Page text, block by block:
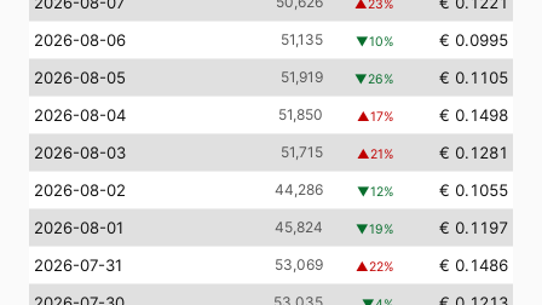
▲23%
2026-08-06
51,135 ▼10%
€ 0.0995
2026-08-05
51,919 ▼26%
€ 0.1105
2026-08-04
51,850 ▲17%
€ 0.1498
2026-08-03
51,715 ▲21%
€ 0.1281
2026-08-02
44,286 ▼12%
€ 0.1055
2026-08-01
45,824 ▼19%
€ 0.1197
2026-07-31
53,069 ▲22%
€ 0.1486